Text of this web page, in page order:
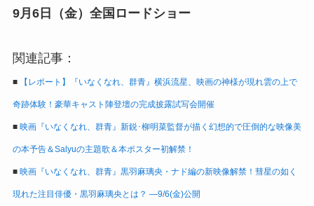
9月6日（金）全国ロードショー
関連記事：
■ 【レポート】『いなくなれ、群青』横浜流星、映画の神様が現れ雲の上で
奇跡体験！豪華キャスト陣登壇の完成披露試写会開催
■ 映画『いなくなれ、群青』新鋭･柳明菜監督が描く幻想的で圧倒的な映像美
の本予告＆Salyuの主題歌＆本ポスター初解禁！
■ 映画『いなくなれ、群青』黒羽麻璃央・ナド編の新映像解禁！彗星の如く
現れた注目俳優・黒羽麻璃央とは？ ―9/6(金)公開